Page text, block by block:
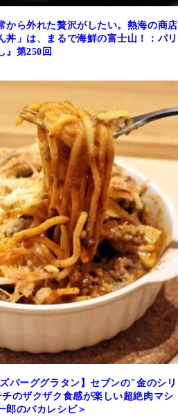
から外れた贅沢がしたい。熱海の商店
丼」は、まるで海鮮の富士山！：パリ
』第250回
バーググラタン】セブンの"金のシリ
のザクザク食感が楽しい超絶肉マシ
郎のバカレシピ＞